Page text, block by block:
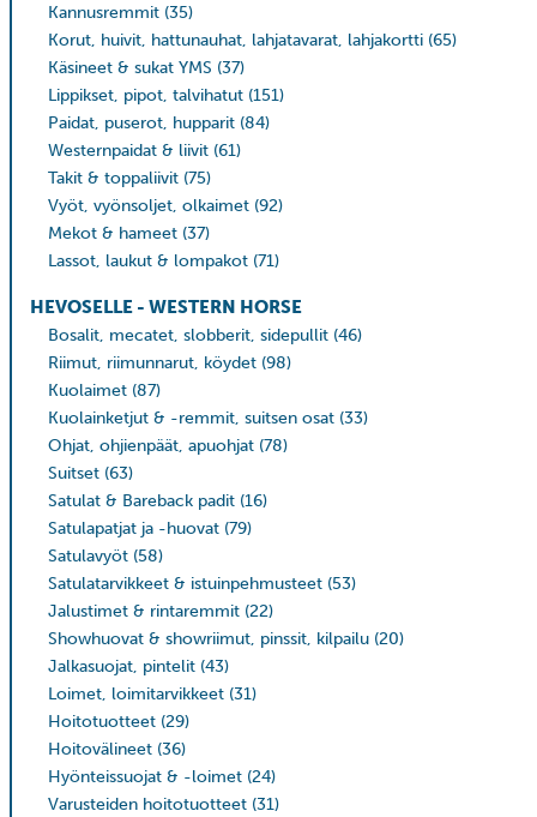
Kannusremmit (35)
Korut, huivit, hattunauhat, lahjatavarat, lahjakortti (65)
Käsineet & sukat YMS (37)
Lippikset, pipot, talvihatut (151)
Paidat, puserot, hupparit (84)
Westernpaidat & liivit (61)
Takit & toppaliivit (75)
Vyöt, vyönsoljet, olkaimet (92)
Mekot & hameet (37)
Lassot, laukut & lompakot (71)
HEVOSELLE - WESTERN HORSE
Bosalit, mecatet, slobberit, sidepullit (46)
Riimut, riimunnarut, köydet (98)
Kuolaimet (87)
Kuolainketjut & -remmit, suitsen osat (33)
Ohjat, ohjienpäät, apuohjat (78)
Suitset (63)
Satulat & Bareback padit (16)
Satulapatjat ja -huovat (79)
Satulavyöt (58)
Satulatarvikkeet & istuinpehmusteet (53)
Jalustimet & rintaremmit (22)
Showhuovat & showriimut, pinssit, kilpailu (20)
Jalkasuojat, pintelit (43)
Loimet, loimitarvikkeet (31)
Hoitotuotteet (29)
Hoitovälineet (36)
Hyönteissuojat & -loimet (24)
Varusteiden hoitotuotteet (31)